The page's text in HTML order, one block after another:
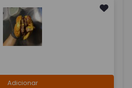
Adicionar